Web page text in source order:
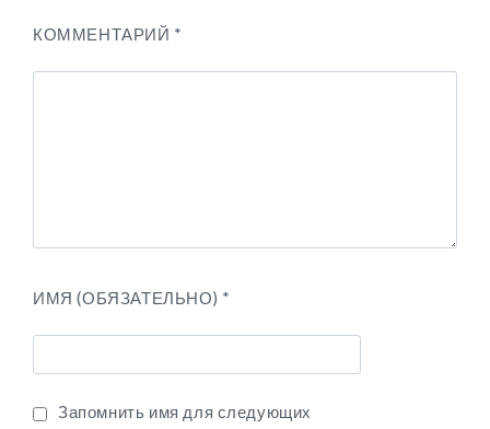
КОММЕНТАРИЙ *
ИМЯ (ОБЯЗАТЕЛЬНО) *
Запомнить имя для следующих